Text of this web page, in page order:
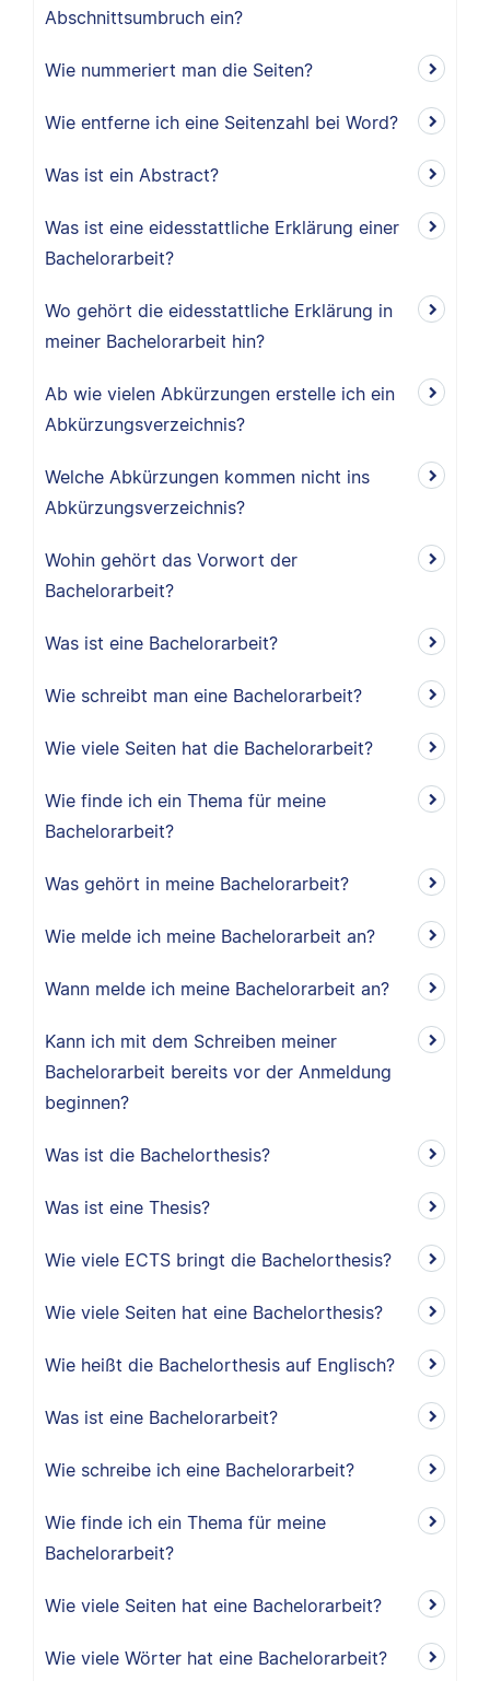
Abschnittsumbruch ein?
Wie nummeriert man die Seiten?
Wie entferne ich eine Seitenzahl bei Word?
Was ist ein Abstract?
Was ist eine eidesstattliche Erklärung einer
Bachelorarbeit?
Wo gehört die eidesstattliche Erklärung in
meiner Bachelorarbeit hin?
Ab wie vielen Abkürzungen erstelle ich ein
Abkürzungsverzeichnis?
Welche Abkürzungen kommen nicht ins
Abkürzungsverzeichnis?
Wohin gehört das Vorwort der
Bachelorarbeit?
Was ist eine Bachelorarbeit?
Wie schreibt man eine Bachelorarbeit?
Wie viele Seiten hat die Bachelorarbeit?
Wie finde ich ein Thema für meine
Bachelorarbeit?
Was gehört in meine Bachelorarbeit?
Wie melde ich meine Bachelorarbeit an?
Wann melde ich meine Bachelorarbeit an?
Kann ich mit dem Schreiben meiner
Bachelorarbeit bereits vor der Anmeldung
beginnen?
Was ist die Bachelorthesis?
Was ist eine Thesis?
Wie viele ECTS bringt die Bachelorthesis?
Wie viele Seiten hat eine Bachelorthesis?
Wie heißt die Bachelorthesis auf Englisch?
Was ist eine Bachelorarbeit?
Wie schreibe ich eine Bachelorarbeit?
Wie finde ich ein Thema für meine
Bachelorarbeit?
Wie viele Seiten hat eine Bachelorarbeit?
Wie viele Wörter hat eine Bachelorarbeit?